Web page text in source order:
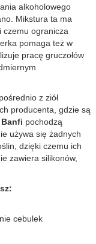
alkoholowego
Mikstura ta ma
czemu ogranicza
pomaga też w
pracę gruczołów
z ziół
producenta, gdzie są
Banfi pochodzą
używa się żadnych
dzięki czemu ich
zawiera silikonów,
cebulek